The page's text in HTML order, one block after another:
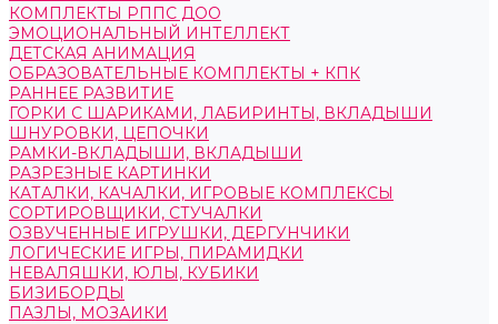
КОМПЛЕКТЫ РППС ДОО
ЭМОЦИОНАЛЬНЫЙ ИНТЕЛЛЕКТ
ДЕТСКАЯ АНИМАЦИЯ
ОБРАЗОВАТЕЛЬНЫЕ КОМПЛЕКТЫ + КПК
РАННЕЕ РАЗВИТИЕ
ГОРКИ С ШАРИКАМИ, ЛАБИРИНТЫ, ВКЛАДЫШИ
ШНУРОВКИ, ЦЕПОЧКИ
РАМКИ-ВКЛАДЫШИ, ВКЛАДЫШИ
РАЗРЕЗНЫЕ КАРТИНКИ
КАТАЛКИ, КАЧАЛКИ, ИГРОВЫЕ КОМПЛЕКСЫ
СОРТИРОВЩИКИ, СТУЧАЛКИ
ОЗВУЧЕННЫЕ ИГРУШКИ, ДЕРГУНЧИКИ
ЛОГИЧЕСКИЕ ИГРЫ, ПИРАМИДКИ
НЕВАЛЯШКИ, ЮЛЫ, КУБИКИ
БИЗИБОРДЫ
ПАЗЛЫ, МОЗАИКИ